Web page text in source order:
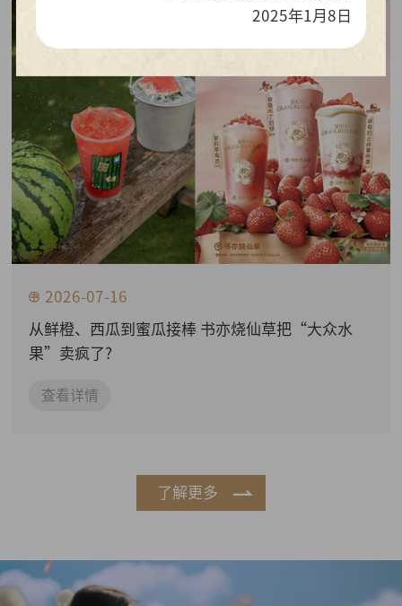
2026-07-16
从鲜橙、西瓜到蜜瓜接棒 书亦烧仙草把“大众水
果”卖疯了?
查看详情
了解更多
2025年1月8日